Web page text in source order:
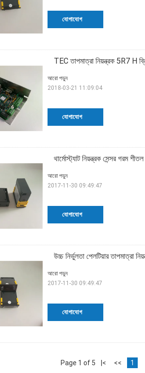
যোগাযোগ
TEC তাপমাত্রা নিয়ন্ত্রক 5R7 H
যোগাযোগ
আরো পড়ুন
2018-03-21 11:09:04
থার্মোস্ট্যাট নিয়ন্ত্রক সেন্সর গরম
যোগাযোগ
আরো পড়ুন
2017-11-30 09:49:47
উচ্চ নির্ভুলতা পেলটিয়ার তাপমাত্রা
যোগাযোগ
আরো পড়ুন
2017-11-30 09:49:47
Page 1 of 5 |< << 1